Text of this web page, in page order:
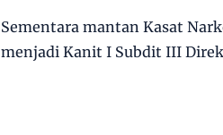
Sementara mantan Kasat
menjadi Kanit I Subdit III